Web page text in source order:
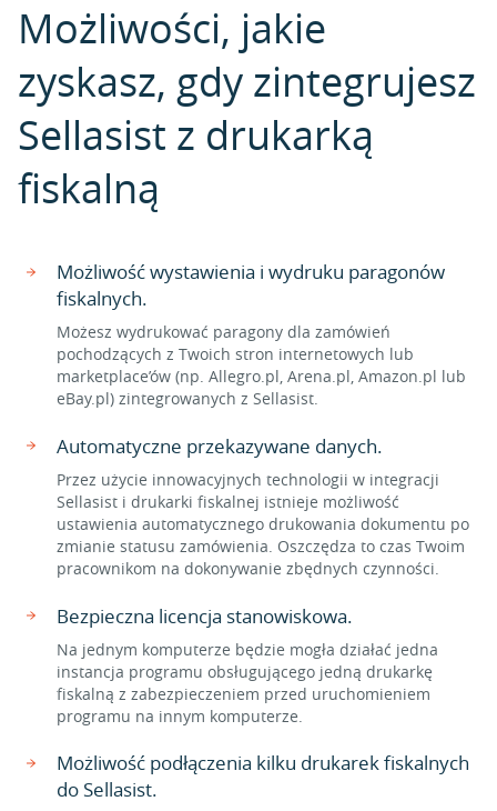
Możliwości, jakie
zyskasz, gdy zintegrujesz
Sellasist z drukarką
fiskalną
Możliwość wystawienia i wydruku paragonów
fiskalnych.
Możesz wydrukować paragony dla zamówień
pochodzących z Twoich stron internetowych lub
marketplace’ów (np. Allegro.pl, Arena.pl, Amazon.pl lub
eBay.pl) zintegrowanych z Sellasist.
Automatyczne przekazywane danych.
Przez użycie innowacyjnych technologii w integracji
Sellasist i drukarki fiskalnej istnieje możliwość
ustawienia automatycznego drukowania dokumentu po
zmianie statusu zamówienia. Oszczędza to czas Twoim
pracownikom na dokonywanie zbędnych czynności.
Bezpieczna licencja stanowiskowa.
Na jednym komputerze będzie mogła działać jedna
instancja programu obsługującego jedną drukarkę
fiskalną z zabezpieczeniem przed uruchomieniem
programu na innym komputerze.
Możliwość podłączenia kilku drukarek fiskalnych
do Sellasist.